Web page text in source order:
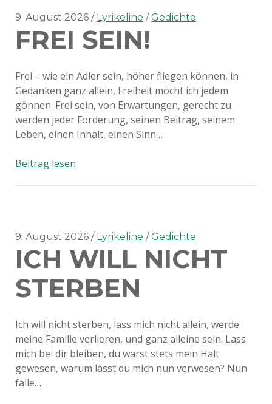
9. August 2026 Lyrikeline Gedichte
FREI SEIN!
Frei – wie ein Adler sein, höher fliegen können, in
Gedanken ganz allein, Freiheit möcht ich jedem
gönnen. Frei sein, von Erwartungen, gerecht zu
werden jeder Forderung, seinen Beitrag, seinem
Leben, einen Inhalt, einen Sinn…
Beitrag lesenFrei
9. August 2026 Lyrikeline Gedichte
ICH WILL NICHT
STERBEN
Ich will nicht sterben, lass mich nicht allein, werde
meine Familie verlieren, und ganz alleine sein. Lass
mich bei dir bleiben, du warst stets mein Halt
gewesen, warum lässt du mich nun verwesen? Nun
falle…